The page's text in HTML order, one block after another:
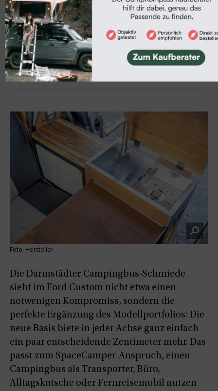
& Ticket-Gewinnspiel
Camper-Neuheiten
Neuheit: Dreamer Lift Van Up Select mit XXL-
Hubbett
Camper-Neuheiten
Neu: Weinsberg CaraBus Grey Edition Fire
Die Darmstädter Campingbus-Schmiede
sieht im Ford Custom nicht etwa einen
notwenigen Kompromiss, sondern die
perfekte Ergänzung des Modellportfolios: Die
neue Basis biete in jeder Achse ganz einfach
ein paar entscheidende Zentimeter mehr. Das
passt zum SpaceCamper-Anspruch, einen
Campingbus als Transporter, Büro,
Alltagskutsche oder Fernreisemobil nutzen
Foto: Hersteller